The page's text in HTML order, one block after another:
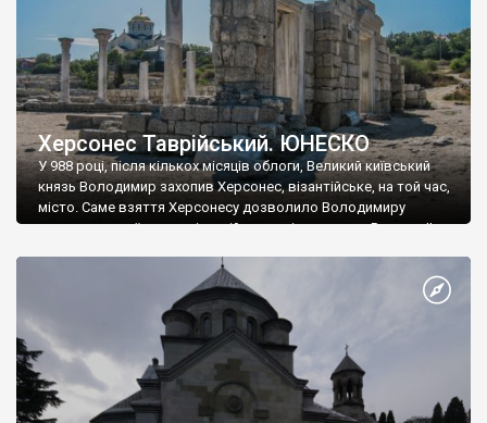
Херсонес Таврійський. ЮНЕСКО
У 988 році, після кількох місяців облоги, Великий київський
князь Володимир захопив Херсонес, візантійське, на той час,
місто. Саме взяття Херсонесу дозволило Володимиру
диктувати свої умови візантійському імператору Василю ІІ, та
Херсонесі Володимир-язичник, став Василем-християнином.
А потім було Хрещення Русі. На честь Херсонесу Таврійського